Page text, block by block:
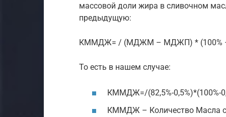
массовой доли жира в сливочном
предыдущую:
КММДЖ= / (МДЖМ – МДЖП) * (100%
То есть в нашем случае:
КММДЖ=/(82,5%-0,5%)*(100%-
КММДЖ – Количество Масла с